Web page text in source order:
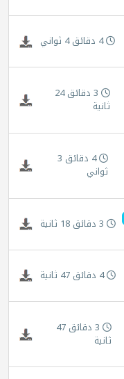
4 دقائق 4 ثواني
3 دقائق 24
ثانية
4 دقائق 3
ثواني
3 دقائق 18 ثانية
4 دقائق 47 ثانية
3 دقائق 47
ثانية